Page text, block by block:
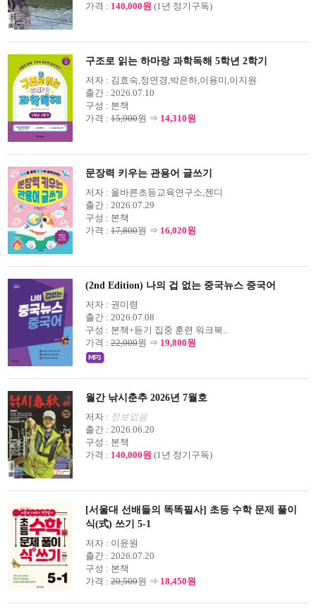
가격 : 140,000원 (1년 정기구독)
구조로 읽는 하마랑 과학독해 5학년 2학기
저자 : 김효숙,정연경,박은하,이용미,이지원
출간 : 2026.07.10
구성 : 본책
가격 : 15,900원 ⇒ 14,310원
문장력 키우는 관용어 글쓰기
저자 : 올바른초등교육연구소,젠디
출간 : 2026.07.29
구성 : 본책
가격 : 17,800원 ⇒ 16,020원
(2nd Edition) 나의 겁 없는 중국뉴스 중국어
저자 : 권미령
출간 : 2026.07.08
구성 : 본책+듣기 집중 훈련 워크북..
가격 : 22,000원 ⇒ 19,800원
월간 낚시춘추 2026년 7월호
저자 : 정보없음
출간 : 2026.06.20
구성 : 본책
가격 : 140,000원 (1년 정기구독)
[서울대 선배들의 똑똑필사] 초등 수학 문제 풀이
식(式) 쓰기 5-1
저자 : 이윤원
출간 : 2026.07.20
구성 : 본책
가격 : 20,500원 ⇒ 18,450원